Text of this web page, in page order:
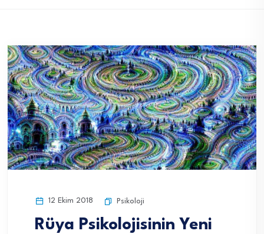
12 Ekim 2018 Psikoloji
Rüya Psikolojisinin Yeni